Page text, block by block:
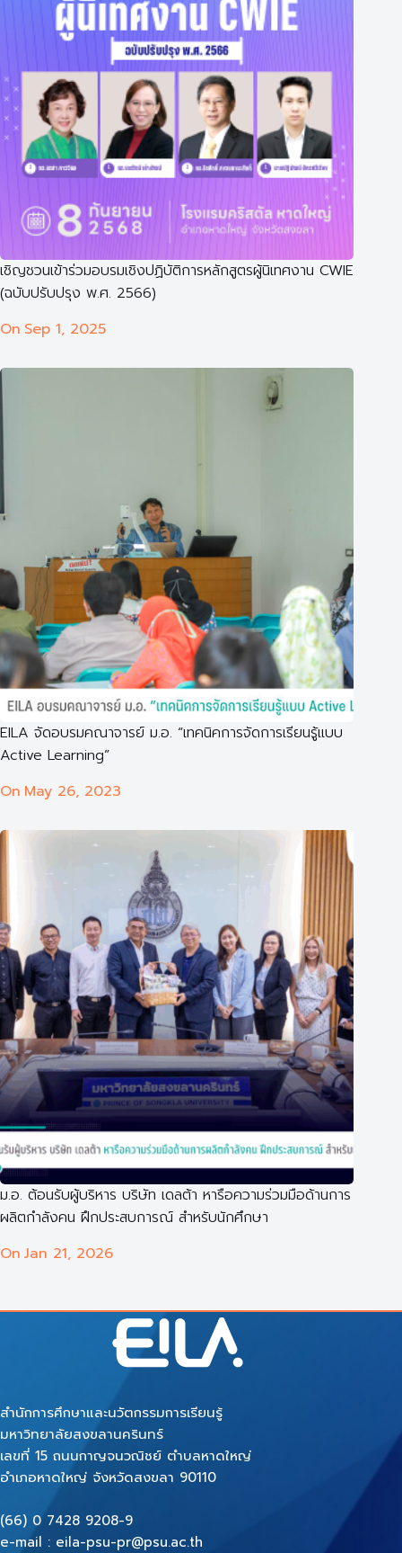
เชิญชวนเข้าร่วมอบรมเชิงปฏิบัติการหลักสูตรผู้นิเทศงาน CWIE
(ฉบับปรับปรุง พ.ศ. 2566)
On Sep 1, 2025
EILA จัดอบรมคณาจารย์ ม.อ. “เทคนิคการจัดการเรียนรู้แบบ
Active Learning”
On May 26, 2023
ม.อ. ต้อนรับผู้บริหาร บริษัท เดลต้า หารือความร่วมมือด้านการ
ผลิตกำลังคน ฝึกประสบการณ์ สำหรับนักศึกษา
On Jan 21, 2026
สำนักการศึกษาและนวัตกรรมการเรียนรู้
มหาวิทยาลัยสงขลานครินทร์
เลขที่ 15 ถนนกาญจนวณิชย์ ตำบลหาดใหญ่
อำเภอหาดใหญ่ จังหวัดสงขลา 90110
(66) 0 7428 9208-9
e-mail : eila-psu-pr@psu.ac.th